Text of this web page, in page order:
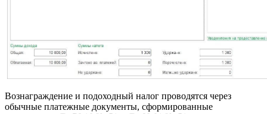
Вознаграждение и подоходный налог проводятся через
обычные платежные документы, сформированные